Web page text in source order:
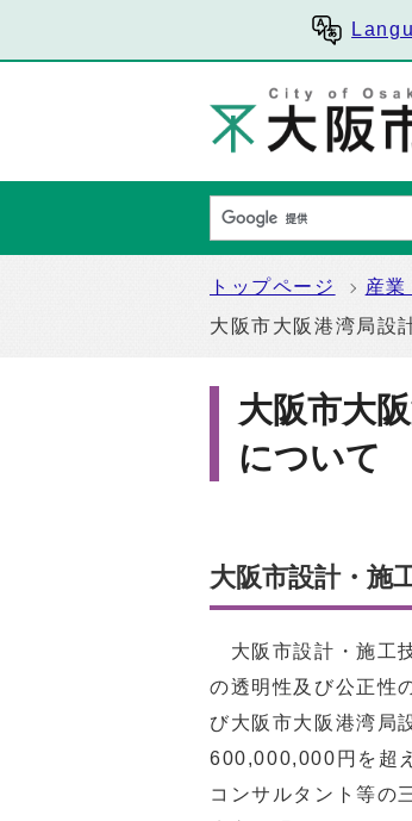
トップページ 産業
大阪市大阪港湾局設
大阪市大
について
大阪市設計・施
大阪市設計・施工
の透明性及び公正性
び大阪市大阪港湾局
600,000,000円を超
コンサルタント等の